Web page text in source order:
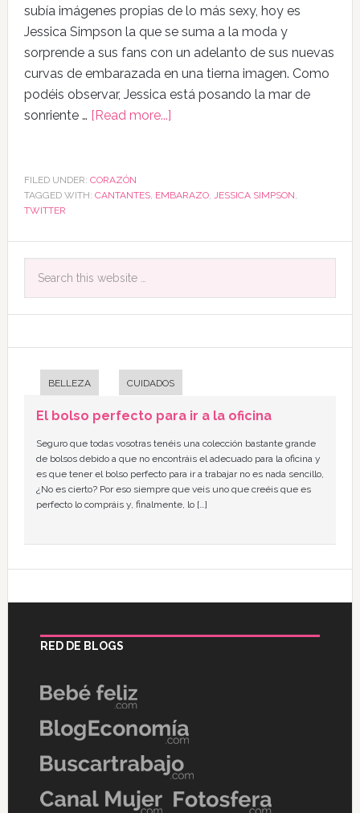
subía imágenes propias de lo más sexy, hoy es
Jessica Simpson la que se suma a la moda y
sorprende a sus fans con un adelanto de sus nuevas
curvas de embarazada en una tierna imagen. Como
podéis observar, Jessica está posando la mar de
sonriente … [Read more...]
FILED UNDER: CORAZÓN
TAGGED WITH: CANTANTES, EMBARAZO, JESSICA SIMPSON,
TWITTER
BELLEZA CUIDADOS
El bolso perfecto para ir a la oficina
Seguro que todas vosotras tenéis una colección bastante grande
de bolsos debido a que no encontráis el adecuado para la oficina y
es que tener el bolso perfecto para ir a trabajar no es nada sencillo,
¿No es cierto? Por eso siempre que veis uno que creéis que es
perfecto lo compráis y, finalmente, lo […]
RED DE BLOGS